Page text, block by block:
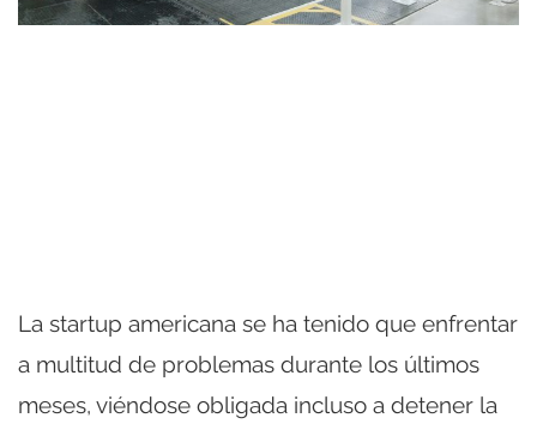
La startup americana se ha tenido que enfrentar
a multitud de problemas durante los últimos
meses, viéndose obligada incluso a detener la